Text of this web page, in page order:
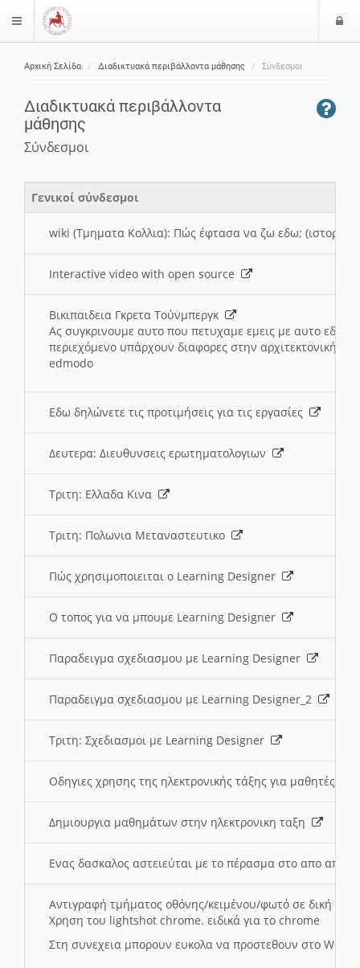
$langMenu
Αρχική Σελίδα Διαδικτυακά περιβάλλοντα μάθησης Σύνδεσμοι
Διαδικτυακά περιβάλλοντα
μάθησης
Σύνδεσμοι
Γενικοί σύνδεσμοι
wiki (Τμηματα Κολλια): Πώς έφτασα να ζω εδω; (ιστορια)
Interactive video with open source
Βικιπαιδεια Γκρετα Τούνμπεργκ
Ας συγκρινουμε αυτο που πετυχαμε εμεις με αυτο εδω
περιεχόμενο υπάρχουν διαφορες στην αρχιτεκτονική
edmodo
Εδω δηλώνετε τις προτιμήσεις για τις εργασίες
Δευτερα: Διευθυνσεις ερωτηματολογιων
Τριτη: Ελλαδα Κινα
Τριτη: Πολωνια Μεταναστευτικο
Πώς χρησιμοποιειται ο Learning Designer
O τοπος για να μπουμε Learning Designer
Παραδειγμα σχεδιασμου με Learning Designer
Παραδειγμα σχεδιασμου με Learning Designer_2
Τριτη: Σχεδιασμοι με Learning Designer
Οδηγιες χρησης της ηλεκτρονικής τάξης για μαθητές
Δημιουργια μαθημάτων στην ηλεκτρονικη ταξη
Ενας δασκαλος αστειεύται με το πέρασμα στο απο
Αντιγραφή τμήματος οθόνης/κειμένου/φωτό σε δική
Χρηση του lightshot chrome. ειδικά για το chrome
Στη συνεχεια μπορουν ευκολα να προστεθουν στο Word